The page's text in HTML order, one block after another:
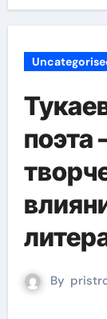
поэта
By